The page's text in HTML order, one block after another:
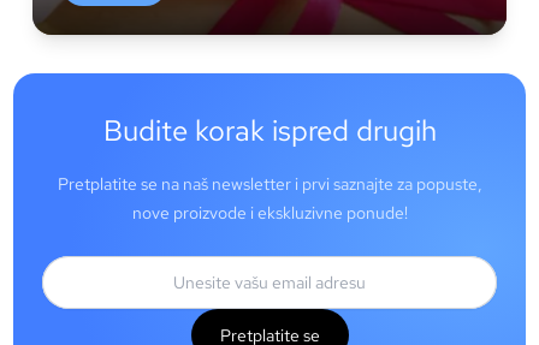
Budite korak ispred drugih
Pretplatite se na naš newsletter i prvi saznajte za popuste,
nove proizvode i ekskluzivne ponude!
Pretplatite se